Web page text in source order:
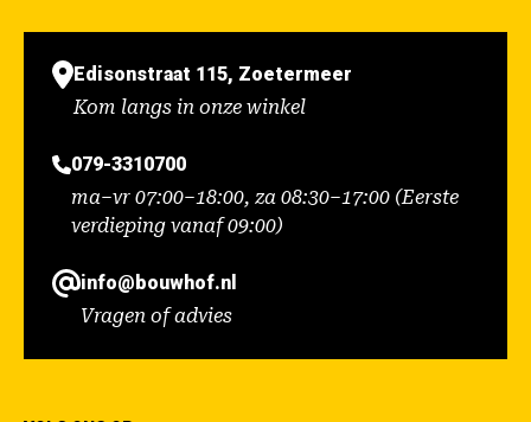
Edisonstraat 115, Zoetermeer
Kom langs in onze winkel
079-3310700
ma–vr 07:00–18:00, za 08:30–17:00 (Eerste
verdieping vanaf 09:00)
info@bouwhof.nl
Vragen of advies